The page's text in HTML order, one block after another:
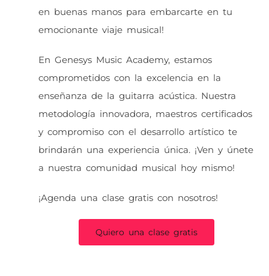
en buenas manos para embarcarte en tu
emocionante viaje musical!
En Genesys Music Academy, estamos
comprometidos con la excelencia en la
enseñanza de la guitarra acústica. Nuestra
metodología innovadora, maestros certificados
y compromiso con el desarrollo artístico te
brindarán una experiencia única. ¡Ven y únete
a nuestra comunidad musical hoy mismo!
¡Agenda una clase gratis con nosotros!
Quiero una clase gratis